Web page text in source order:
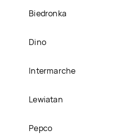
Biedronka
Dino
Intermarche
Lewiatan
Pepco